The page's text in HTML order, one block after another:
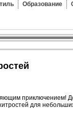
Образование
приключением!
для